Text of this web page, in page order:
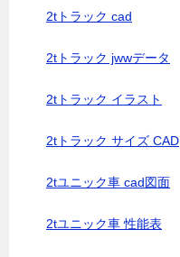
2tトラック cad
2tトラック jwwデータ
2tトラック イラスト
2tトラック サイズ CAD
2tユニック車 cad図面
2tユニック車 性能表